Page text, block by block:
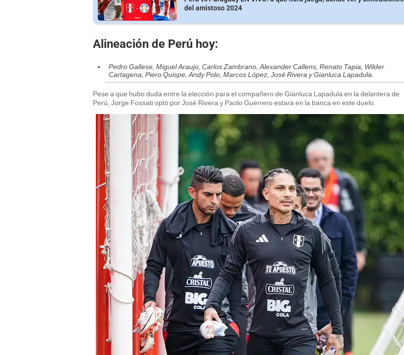
del amistoso 2024
Alineación de Perú hoy:
Pedro Gallese, Miguel Araujo, Carlos Zambrano, Alexander Callens, Renato Tapia, Wilder
Cartagena, Piero Quispe, Andy Polo, Marcos López, José Rivera y Gianluca Lapadula.
Pese a que hubo duda entre la elección para el compañero de Gianluca Lapadula en la delantera de
Perú, Jorge Fossati optó por José Rivera y Paolo Guerrero estará en la banca en este duelo.